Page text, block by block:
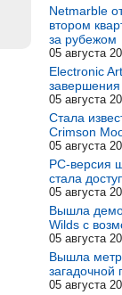
Netmarble
втором
за рубежом
05 августа
Electronic
05 августа
Стала
Crimson
05 августа
PC-версия
стала
05 августа
Вышла
Wilds с
05 августа
Вышла
загадочной
05 августа